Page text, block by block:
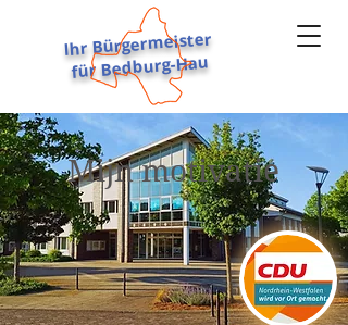
Ihr Bürgermeister
für Bedburg-Hau
STEPHAN REINDERS
Mijn motivatie